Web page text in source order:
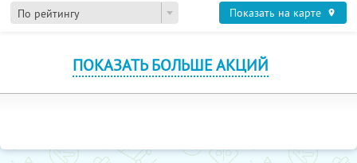
По рейтингу Показать на карте
ПОКАЗАТЬ БОЛЬШЕ АКЦИЙ